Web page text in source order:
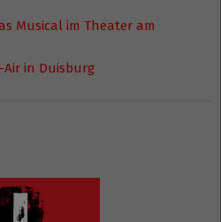
Musical im Theater am
Air in Duisburg